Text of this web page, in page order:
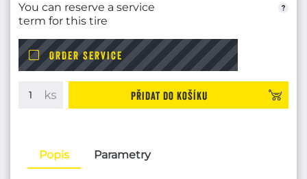
You can reserve a service
term for this tire
ORDER SERVICE
Přidat do košíku
Popis Parametry